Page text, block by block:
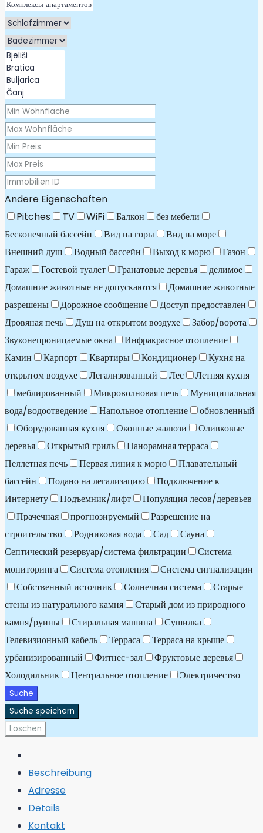
Andere Eigenschaften
Pitches
TV WiFi Балкон
без мебели
Бесконечный бассейн
Вид на горы
Вид на море
Внешний душ
Водный бассейн Выход к морю
Газон
Гараж
Гостевой туалет Гранатовые деревья
делимое
Домашние животные не допускаются
Домашние животные
разрешены
Дорожное сообщение
Доступ предоставлен
Дровяная печь
Душ на открытом воздухе
Забор/ворота
Звуконепроницаемые окна
Инфракрасное отопление
Камин
Карпорт Квартиры Кондиционер
Кухня на
открытом воздухе
Легализованный Лес
Летняя кухня
меблированный
Микроволновая печь
Муниципальная
вода/водоотведение
Напольное отопление
обновленный
Оборудованная кухня
Оконные жалюзи
Оливковые
деревья
Открытый гриль
Панорамная терраса
Пеллетная печь
Первая линия к морю
Плавательный
бассейн
Подано на легализацию
Подключение к
Интернету
Подъемник/лифт
Популяция лесов/деревьев
Прачечная
прогнозируемый
Разрешение на
строительство
Родниковая вода Сад
Сауна
Септический резервуар/система фильтрации
Система
мониторинга
Система отопления
Система сигнализации
Собственный источник
Солнечная система
Старые
стены из натурального камня
Старый дом из природного
камня/руины
Стиральная машина
Сушилка
Телевизионный кабель
Терраса
Терраса на крыше
урбанизированный
Фитнес-зал
Фруктовые деревья
Холодильник
Центральное отопление Электричество
Suche
Suche speichern
Löschen
Beschreibung
Adresse
Details
Kontakt